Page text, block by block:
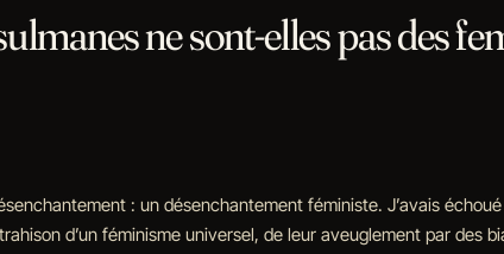
ne sont-elles pas des
: un désenchantement féministe. J’avais
d’un féminisme universel, de leur aveuglement par des